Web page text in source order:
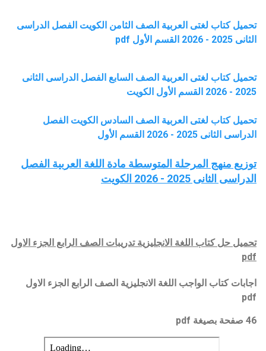
تحميل كتاب لغتى العربية الصف الثامن الكويت الفصل الدراسى
الثانى 2025 - 2026 القسم الأول pdf
تحميل كتاب لغتى العربية الصف السابع الفصل الدراسى الثانى
2025 - 2026 القسم الأول الكويت
تحميل كتاب لغتى العربية الصف السادس الكويت الفصل
الدراسى الثانى 2025 - 2026 القسم الأول
توزيع منهج المرحلة المتوسطة مادة اللغة العربية الفصل
الدراسى الثانى 2025 - 2026 الكويت
تحميلحل كتاباللغة الانجليزيةتدريبات الصف الرابعالجزء الاول
pdf
اجابات كتاب الواجباللغة الانجليزيةالصف الرابعالجزء الاول
pdf
46 صفحة بصيغة pdf